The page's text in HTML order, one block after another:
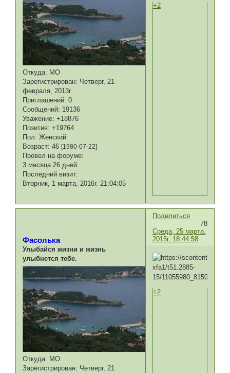
Откуда: МО
Зарегистрирован: Четверг, 21
февраля, 2013г.
Приглашений: 0
Сообщений: 19136
Уважение: +18876
Позитив: +19764
Пол: Женский
Возраст: 46[1980-07-22]
Провел на форуме:
3 месяца 26 дней
Последний визит:
Вторник, 1 марта, 2016г. 21:04:05
+2
Поделиться
78
Среда, 25 марта,
2015г. 18:44:58
Фасолька
Улыбайся жизни и жизнь
улыбнется тебе.
Откуда: МО
Зарегистрирован: Четверг, 21
+2